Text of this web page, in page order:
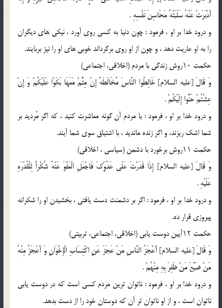
أَدْبَرَتْ عَنْهُ سَلَبَتْهُ مَحَاسِنَ نَفْسِهِ .
و درود خدا بر او ، فرمود : چون دنیا به کسى روى آورد ، نیکى هاى دیگران
را به او عاریت دهد ، و چون از او روى برگرداند خوبى هاى او را نیز بربایند.
حکمت ۱۰روش زندگى با مردم (اخلاقى، اجتماعى)
وَ قَالَ [علیه السلام] خَالِطُوا النَّاسَ مُخَالَطَهً إِنْ مِتُّمْ مَعَهَا بَکَوْا عَلَیْکُمْ وَ إِنْ
عِشْتُمْ حَنُّوا إِلَیْکُمْ .
و درود خدا بر او ، فرمود : با مردم آن گونه معاشرت کنید ، که اگر مْردید بر
شما اشک ریزند، و اگر زنده ماندید ، با اشتیاق سوى شما آیند.
حکمت ۱۱روش برخورد با دشمن (سیاسى ، اخلاقى)
وَ قَالَ [علیه السلام] إِذَا قَدَرْتَ عَلَى عَدُوِّکَ فَاجْعَلِ الْعَفْوَ عَنْهُ شُکْراً لِلْقُدْرَهِ
عَلَیْهِ .
و درود خدا بر او ، فرمود : اگر بر دشمنت دست یافتى ، بخشیدن او را شکرانه
پیروزى قرار ده.
حکمت ۱۲آیین دوست یابی (اخلاقى، اجتماعی، تربیتى)
وَ قَالَ [علیه السلام] أَعْجَزُ النَّاسِ مَنْ عَجَزَ عَنِ اکْتِسَابِ الْإِخْوَانِ وَ أَعْجَزُ مِنْهُ
مَنْ ضَیَّعَ مَنْ ظَفِرَ بِهِ مِنْهُمْ .
و درود خدا بر او ، فرمود : ناتوان ترین مردم کسى است که در دوست یابى
ناتوان است ، و از او ناتوان تر آن که دوستان خود را از دست بدهد.